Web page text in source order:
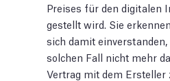
Preises für den digitalen
gestellt wird. Sie
sich damit
solchen Fall nicht mehr
Vertrag mit dem Ersteller